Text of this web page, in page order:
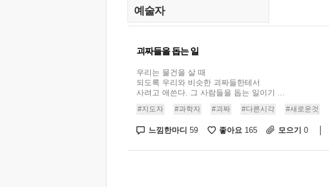
괴짜들을 돕는 일
우리는 물건을 살 때
되도록 우리와 비슷한 괴짜들한테서
사려고 애쓴다. 그 사람들을 돕는 일이기 ...
#지도자 #과학자 #괴짜 #다른시각 #새로운것
느낌한마디 59 좋아요 165 모으기 0